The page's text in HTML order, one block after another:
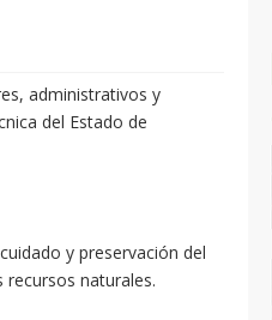
administrativos y
del Estado de
y preservación del
naturales.